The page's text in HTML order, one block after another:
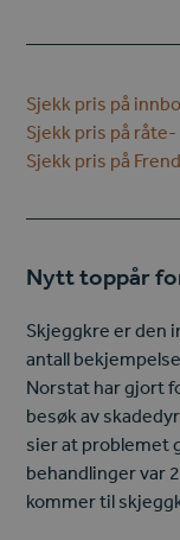
Sjekk pris på
Sjekk pris på
Sjekk pris på
Nytt toppår
Skjeggkre er den
antall
Norstat har gjort
besøk av
sier at problemet
behandlinger var
kommer til